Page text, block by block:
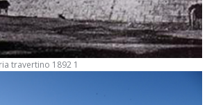
travertino 1892 1